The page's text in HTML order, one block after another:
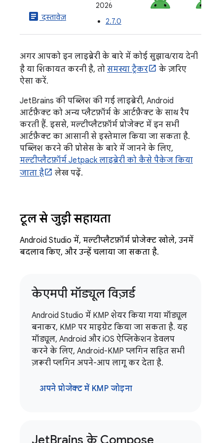
article दस्तावेज़
2026
2.7.0
अगर आपको इन लाइब्रेरी के बारे में कोई सुझाव/राय देनी
है या शिकायत करनी है, तो समस्या ट्रैकर
के ज़रिए
ऐसा करें.
JetBrains की पब्लिश की गई लाइब्रेरी, Android
आर्टफ़ैक्ट को अन्य प्लैटफ़ॉर्म के आर्टफ़ैक्ट के साथ रैप
करती हैं. इससे, मल्टीप्लैटफ़ॉर्म प्रोजेक्ट में इन सभी
आर्टफ़ैक्ट का आसानी से इस्तेमाल किया जा सकता है.
पब्लिश करने की प्रोसेस के बारे में जानने के लिए,
मल्टीप्लैटफ़ॉर्म Jetpack लाइब्रेरी को कैसे पैकेज किया
जाता है
लेख पढ़ें.
टूल से जुड़ी सहायता
Android Studio में, मल्टीप्लैटफ़ॉर्म प्रोजेक्ट खोले, उनमें
बदलाव किए, और उन्हें चलाया जा सकता है.
केएमपी मॉड्यूल विज़र्ड
Android Studio में KMP शेयर किया गया मॉड्यूल
बनाकर, KMP पर माइग्रेट किया जा सकता है. यह
मॉड्यूल, Android और iOS ऐप्लिकेशन डेवलप
करने के लिए, Android-KMP प्लगिन सहित सभी
ज़रूरी प्लगिन अपने-आप लागू कर देता है.
अपने प्रोजेक्ट में KMP जोड़ना
JetBrains के Compose